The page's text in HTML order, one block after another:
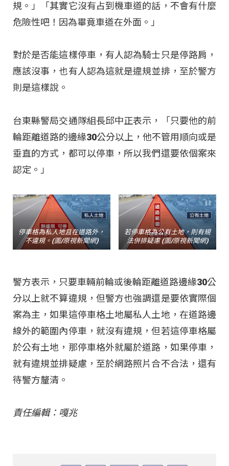
規。」「其實它沒有占到機車道的話，不會有什麼
危險性吧！因為畢竟車道在外面。」
對於是否能這樣停車，有人認為騎士只是停路肩，
應該沒事，也有人認為這就是違規並排，至於警方
則是這樣說。
台東縣警局交通隊組長邱中正表示，「只要他的前
輪距離道路的邊緣30公分以上，他不管用順向或是
垂直的方式，都可以停車，所以我們還要依個案來
認定。」
停車格為私人地且在道路外，
不違規。(圖/原視新聞網)
若停車格為公有土地，則有規
法併排疑慮 (圖/原視新聞網)
警方表示，只要車輛前輪或後輪距離道路邊緣30公
分以上就不算違規，但警方也強調還是要依實際個
案為主，如果這停車格土地屬私人土地，在道路邊
線外的範圍內停車，就沒有違規，但若這停車格屬
於公有土地，那停車格外就屬於道路，如果停車，
就有違規並排疑慮，至於網路照片合不合法，還有
待警方釐清。
責任編輯：嘎兆